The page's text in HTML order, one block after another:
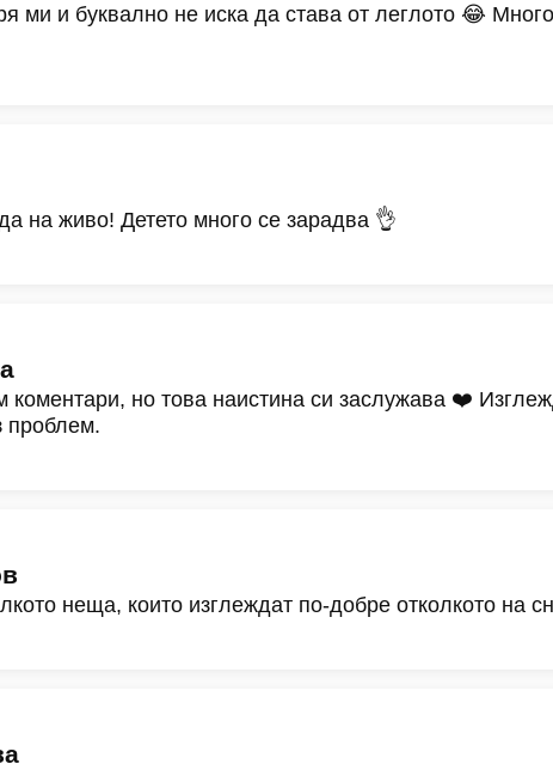
ми и буквално не иска да става от леглото 😂
на живо! Детето много се зарадва 👌
коментари, но това наистина си заслужава ❤️
проблем.
неща, които изглеждат по-добре отколкото на